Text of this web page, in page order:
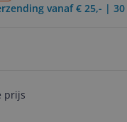
vanaf € 25,- |
prijs